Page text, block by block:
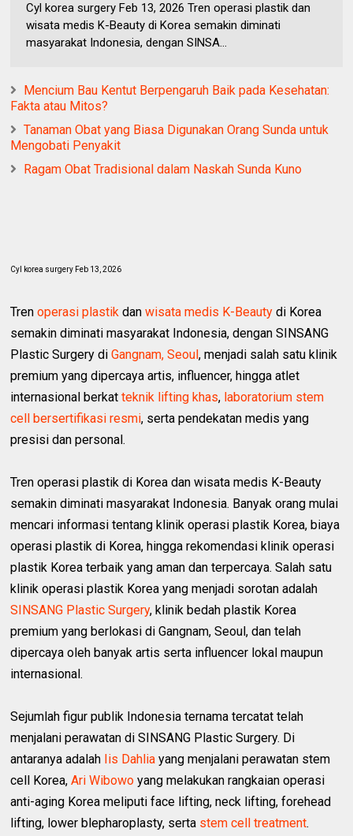
Cyl korea surgery Feb 13, 2026 Tren operasi plastik dan
wisata medis K-Beauty di Korea semakin diminati
masyarakat Indonesia, dengan SINSA...
Mencium Bau Kentut Berpengaruh Baik pada Kesehatan:
Fakta atau Mitos?
Tanaman Obat yang Biasa Digunakan Orang Sunda untuk
Mengobati Penyakit
Ragam Obat Tradisional dalam Naskah Sunda Kuno
Cyl korea surgery Feb 13, 2026
Trenoperasi plastik danwisata medis K-Beauty di Korea
semakin diminati masyarakat Indonesia, dengan SINSANG
Plastic Surgery diGangnam, Seoul, menjadi salah satu klinik
premium yang dipercaya artis, influencer, hingga atlet
internasional berkatteknik lifting khas, laboratorium stem
cell bersertifikasi resmi, serta pendekatan medis yang
presisi dan personal.
Tren operasi plastik di Korea dan wisata medis K-Beauty
semakin diminati masyarakat Indonesia. Banyak orang mulai
mencari informasi tentang klinik operasi plastik Korea, biaya
operasi plastik di Korea, hingga rekomendasi klinik operasi
plastik Korea terbaik yang aman dan terpercaya. Salah satu
klinik operasi plastik Korea yang menjadi sorotan adalah
SINSANG Plastic Surgery, klinik bedah plastik Korea
premium yang berlokasi di Gangnam, Seoul, dan telah
dipercaya oleh banyak artis serta influencer lokal maupun
internasional.
Sejumlah figur publik Indonesia ternama tercatat telah
menjalani perawatan di SINSANG Plastic Surgery. Di
antaranya adalah Iis Dahlia yang menjalani perawatan stem
cell Korea,Ari Wibowo yang melakukan rangkaian operasi
anti-aging Korea meliputi face lifting, neck lifting, forehead
lifting, lower blepharoplasty, serta stem cell treatment.